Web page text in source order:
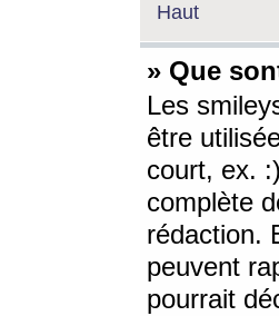
Haut
» Que
Les
être
court, ex.
complète
rédaction.
peuvent
pourrait